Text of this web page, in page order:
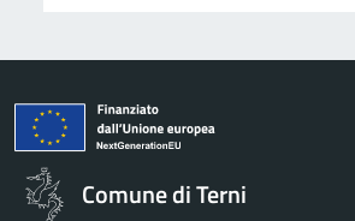
Comune di Terni